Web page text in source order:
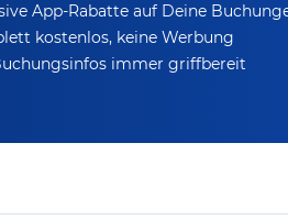
App-Rabatteauf Deine
kostenlos, keine Werbung
immer griffbereit